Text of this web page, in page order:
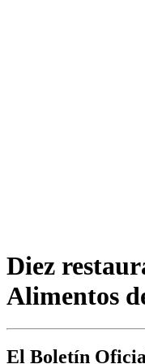
Diez
Alimentos
El Boletín